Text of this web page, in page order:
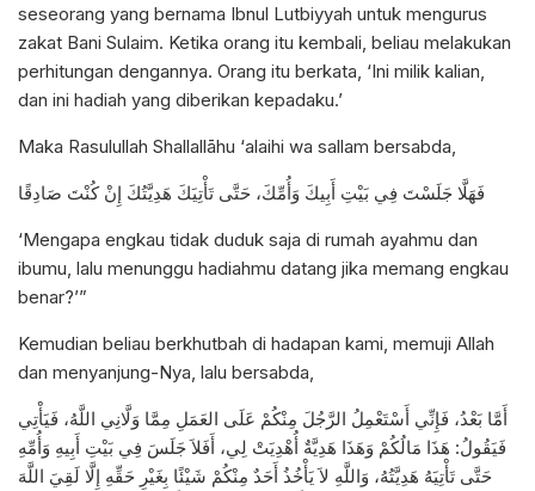
seseorang yang bernama Ibnul Lutbiyyah untuk mengurus
zakat Bani Sulaim. Ketika orang itu kembali, beliau melakukan
perhitungan dengannya. Orang itu berkata, ‘Ini milik kalian,
dan ini hadiah yang diberikan kepadaku.’
Maka Rasulullah Shallallāhu ‘alaihi wa sallam bersabda,
فَهَلَّا جَلَسْتَ فِي بَيْتِ أَبِيكَ وَأُمِّكَ، حَتَّى تَأْتِيَكَ هَدِيَّتُكَ إِنْ كُنْتَ صَادِقًا
‘Mengapa engkau tidak duduk saja di rumah ayahmu dan
ibumu, lalu menunggu hadiahmu datang jika memang engkau
benar?’”
Kemudian beliau berkhutbah di hadapan kami, memuji Allah
dan menyanjung-Nya, lalu bersabda,
أَمَّا بَعْدُ، فَإِنِّي أَسْتَعْمِلُ الرَّجُلَ مِنْكُمْ عَلَى العَمَلِ مِمَّا وَلَّانِي اللَّهُ، فَيَأْتِي
فَيَقُولُ: هَذَا مَالُكُمْ وَهَذَا هَدِيَّةٌ أُهْدِيَتْ لِي، أَفَلاَ جَلَسَ فِي بَيْتِ أَبِيهِ وَأُمِّهِ
حَتَّى تَأْتِيَهُ هَدِيَّتُهُ، وَاللَّهِ لاَ يَأْخُذُ أَحَدٌ مِنْكُمْ شَيْئًا بِغَيْرِ حَقِّهِ إِلَّا لَقِيَ اللَّهَ